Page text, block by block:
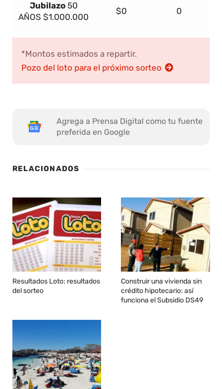
Jubilazo50
AÑOS $1.000.000
$0 0
*Montos estimados a repartir.
Pozo del loto para el próximo sorteo
Agrega a Prensa Digital como tu fuente
preferida en Google
RELACIONADOS
Resultados Loto: resultados
del sorteo
Construir una vivienda sin
crédito hipotecario: así
funciona el Subsidio DS49